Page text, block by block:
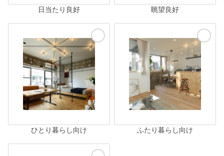
日当たり良好 眺望良好
ひとり暮らし向け ふたり暮らし向け